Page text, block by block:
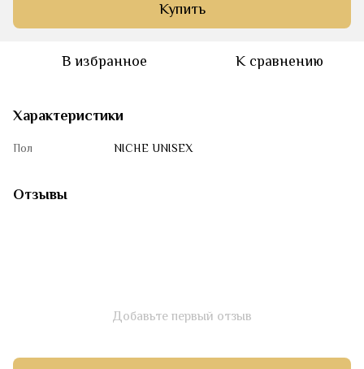
Купить
В избранное К сравнению
Характеристики
Пол NICHE UNISEX
Отзывы
Добавьте первый отзыв